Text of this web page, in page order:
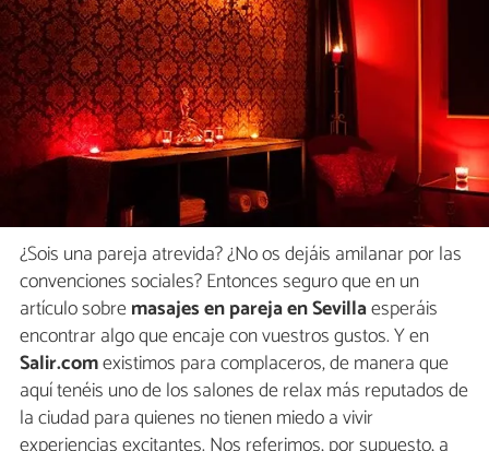
¿Sois una pareja atrevida? ¿No os dejáis amilanar por las
convenciones sociales? Entonces seguro que en un
artículo sobremasajes en pareja en Sevillaesperáis
encontrar algo que encaje con vuestros gustos. Y en
Salir.comexistimos para complaceros, de manera que
aquí tenéis uno de los salones de relax más reputados de
la ciudad para quienes no tienen miedo a vivir